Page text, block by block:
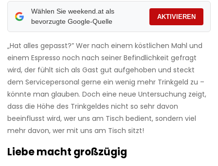
Wählen Sie weekend.at als
bevorzugte Google-Quelle
AKTIVIEREN
„Hat alles gepasst?” Wer nach einem köstlichen Mahl und
einem Espresso noch nach seiner Befindlichkeit gefragt
wird, der fühlt sich als Gast gut aufgehoben und steckt
dem Servicepersonal gerne ein wenig mehr Trinkgeld zu –
könnte man glauben. Doch eine neue Untersuchung zeigt,
dass die Höhe des Trinkgeldes nicht so sehr davon
beeinflusst wird, wer uns am Tisch bedient, sondern viel
mehr davon, wer mit uns am Tisch sitzt!
Liebe macht großzügig